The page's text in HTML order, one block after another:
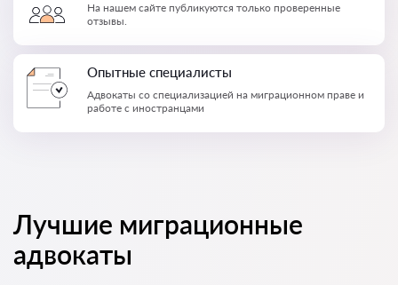
На нашем сайте публикуются только проверенные
отзывы.
Опытные специалисты
Адвокаты со специализацией на миграционном праве и
работе с иностранцами
Лучшие миграционные
адвокаты